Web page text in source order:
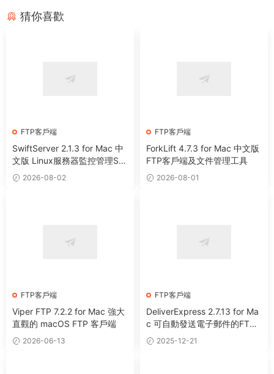
猜你喜歡
FTP客戶端
SwiftServer 2.1.3 for Mac 中
文版 Linux服務器監控管理SS
H終端工具
2026-08-02
FTP客戶端
ForkLift 4.7.3 for Mac 中文版
FTP客戶端及文件管理工具
2026-08-01
FTP客戶端
Viper FTP 7.2.2 for Mac 強大
直觀的 macOS FTP 客戶端
2026-06-13
FTP客戶端
DeliverExpress 2.7.13 for Ma
c 可自動發送電子郵件的FTP
客戶端
2025-12-21